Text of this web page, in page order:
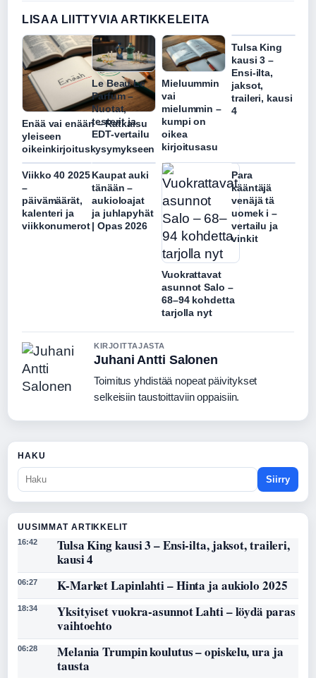
LISAA LIITTYVIA ARTIKKELEITA
Enää vai enään – Ratkaisu
yleiseen
oikeinkirjoituskysymykseen
Le Beau Le
Parfum –
Nuotat,
testerit ja
EDT-vertailu
Mieluummin
vai
mielummin –
kumpi on
oikea
kirjoitusasu
Tulsa King
kausi 3 –
Ensi-ilta,
jaksot,
traileri, kausi
4
Viikko 40 2025
–
päivämäärät,
kalenteri ja
viikkonumerot
Kaupat auki
tänään –
aukioloajat
ja juhlapyhät
| Opas 2026
Vuokrattavat
asunnot Salo –
68–94 kohdetta
tarjolla nyt
Para
kääntäjä
venäjä tä
uomek i –
vertailu ja
vinkit
KIRJOITTAJASTA
Juhani Antti Salonen
Toimitus yhdistää nopeat päivitykset
selkeisiin taustoittaviin oppaisiin.
HAKU
Siirry
UUSIMMAT ARTIKKELIT
16:42
Tulsa King kausi 3 – Ensi-ilta, jaksot, traileri,
kausi 4
06:27 K-Market Lapinlahti – Hinta ja aukiolo 2025
18:34
Yksityiset vuokra-asunnot Lahti – löydä paras
vaihtoehto
06:28
Melania Trumpin koulutus – opiskelu, ura ja
tausta